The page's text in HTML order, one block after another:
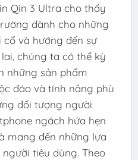
Qin 3 Ultra cho thấy
dành cho những
và hướng đến sự
chúng ta có thể kỳ
những sản phẩm
đáo và tính năng phù
đối tượng người
ngách hứa hẹn
mang đến những lựa
tiêu dùng. Theo